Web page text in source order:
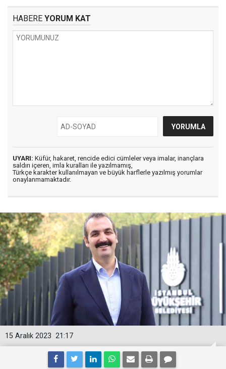
HABERE YORUM KAT
UYARI: Küfür, hakaret, rencide edici cümleler veya imalar, inançlara
saldırı içeren, imla kuralları ile yazılmamış,
Türkçe karakter kullanılmayan ve büyük harflerle yazılmış yorumlar
onaylanmamaktadır.
21:17
15 Aralık 2023